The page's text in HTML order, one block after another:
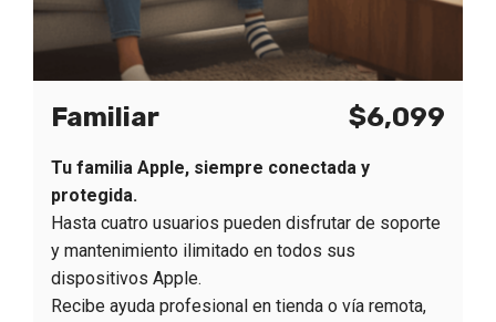
Familiar $6,099
Tu familia Apple, siempre conectada y
protegida.
Hasta cuatro usuarios pueden disfrutar de soporte
y mantenimiento ilimitado en todos sus
dispositivos Apple.
Recibe ayuda profesional en tienda o vía remota,